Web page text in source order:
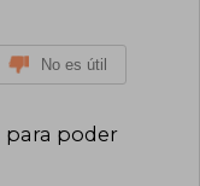
No es útil
para poder